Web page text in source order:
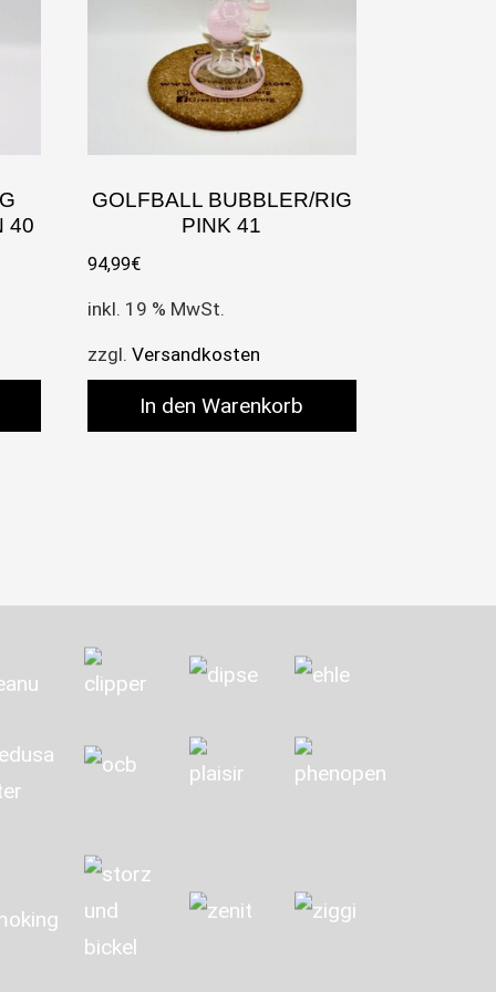
40
GOLFBALL BUBBLER/RIG
PINK 41
94,99€
inkl. 19 % MwSt.
zzgl.Versandkosten
In den Warenkorb